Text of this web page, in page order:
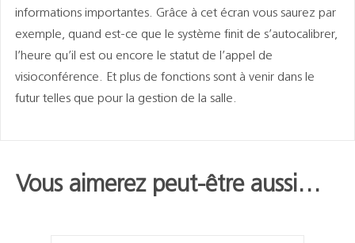
informations importantes. Grâce à cet écran vous saurez par
exemple, quand est-ce que le système finit de s’autocalibrer,
l’heure qu’il est ou encore le statut de l’appel de
visioconférence. Et plus de fonctions sont à venir dans le
futur telles que pour la gestion de la salle.
Vous aimerez peut-être aussi…